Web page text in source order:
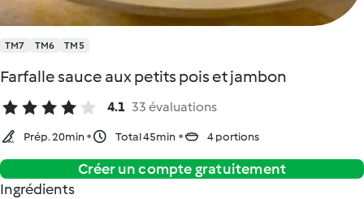
TM7 TM6 TM5
Farfalle sauce aux petits pois et jambon
4.1 33 évaluations
Prép. 20min Total 45min 4 portions
Créer un compte gratuitement
Ingrédients